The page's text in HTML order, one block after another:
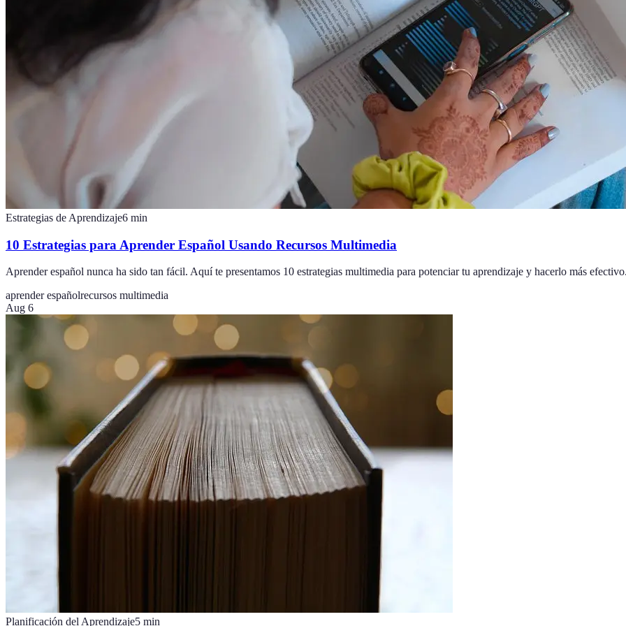
Estrategias de Aprendizaje6 min
10 Estrategias para Aprender Español Usando Recursos Multimedia
Aprender español nunca ha sido tan fácil. Aquí te presentamos 10 estrategias multimedia para potenciar tu aprendizaje y hacerlo más
aprender españolrecursos multimedia
Aug 6
Planificación del Aprendizaje5 min